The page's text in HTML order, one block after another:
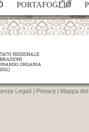
PORTAFOGLIO
Legali Privacy Mappa